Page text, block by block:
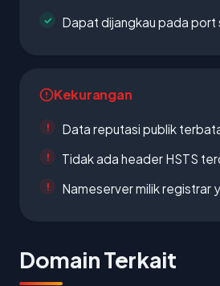
Dapat dijangkau pada port
Kekurangan
Data reputasi publik
Tidak ada header HSTS
Nameserver milik registrar
Domain Terkait